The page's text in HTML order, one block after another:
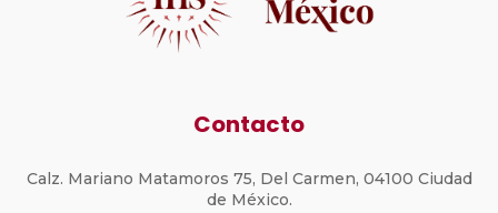
Contacto
Calz. Mariano Matamoros 75, Del Carmen, 04100 Ciudad
de México.